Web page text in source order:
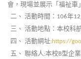
會，現場並展示「福祉車
二、 活動時間： 106年12
三、 活動地點：本校科
四、 活動網址:https://
五、 聯絡人:本校B型企